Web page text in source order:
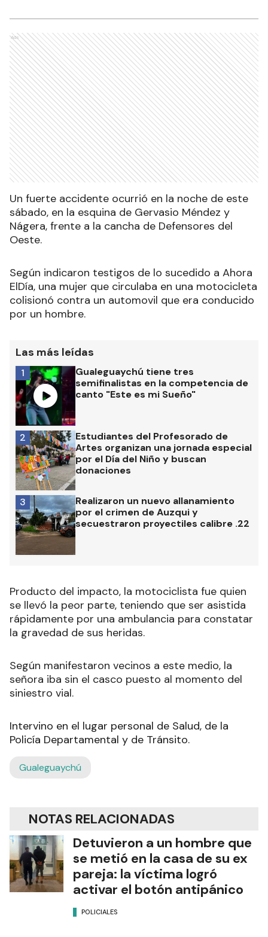
Ads
Un fuerte accidente ocurrió en la noche de este
sábado, en la esquina de Gervasio Méndez y
Nágera, frente a la cancha de Defensores del
Oeste.
Según indicaron testigos de lo sucedido a Ahora
ElDía, una mujer que circulaba en una motocicleta
colisionó contra un automovil que era conducido
por un hombre.
Las más leídas
Gualeguaychú tiene tres
semifinalistas en la competencia de
canto "Este es mi Sueño"
1
Estudiantes del Profesorado de
Artes organizan una jornada especial
por el Día del Niño y buscan
donaciones
2
Realizaron un nuevo allanamiento
por el crimen de Auzqui y
secuestraron proyectiles calibre .22
3
Producto del impacto, la motociclista fue quien
se llevó la peor parte, teniendo que ser asistida
rápidamente por una ambulancia para constatar
la gravedad de sus heridas.
Según manifestaron vecinos a este medio, la
señora iba sin el casco puesto al momento del
siniestro vial.
Intervino en el lugar personal de Salud, de la
Policía Departamental y de Tránsito.
Gualeguaychú
NOTAS RELACIONADAS
Detuvieron a un hombre que
se metió en la casa de su ex
pareja: la víctima logró
activar el botón antipánico
POLICIALES